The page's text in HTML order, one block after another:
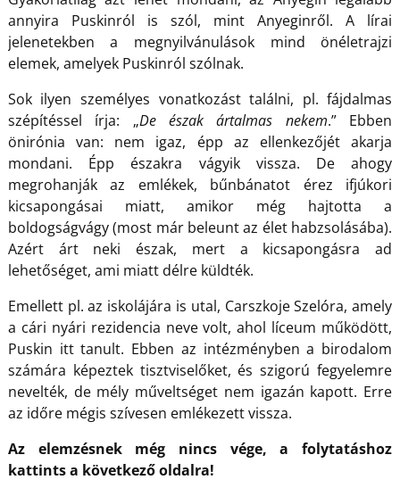
annyira Puskinról is szól, mint Anyeginről. A lírai
jelenetekben a megnyilvánulások mind önéletrajzi
elemek, amelyek Puskinról szólnak.
Sok ilyen személyes vonatkozást találni, pl. fájdalmas
szépítéssel írja: „De észak ártalmas nekem.” Ebben
önirónia van: nem igaz, épp az ellenkezőjét akarja
mondani. Épp északra vágyik vissza. De ahogy
megrohanják az emlékek, bűnbánatot érez ifjúkori
kicsapongásai miatt, amikor még hajtotta a
boldogságvágy (most már beleunt az élet habzsolásába).
Azért árt neki észak, mert a kicsapongásra ad
lehetőséget, ami miatt délre küldték.
Emellett pl. az iskolájára is utal, Carszkoje Szelóra, amely
a cári nyári rezidencia neve volt, ahol líceum működött,
Puskin itt tanult. Ebben az intézményben a birodalom
számára képeztek tisztviselőket, és szigorú fegyelemre
nevelték, de mély műveltséget nem igazán kapott. Erre
az időre mégis szívesen emlékezett vissza.
Az elemzésnek még nincs vége, a folytatáshoz
kattints a következő oldalra!